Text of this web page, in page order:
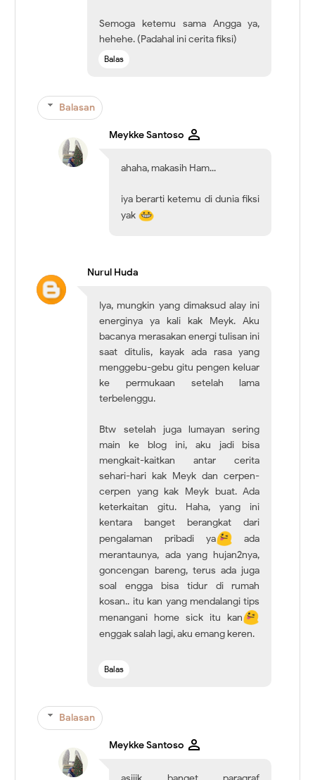
Semoga ketemu sama Angga ya,
hehehe. (Padahal ini cerita fiksi)
Balas
Balasan
Meykke Santoso
ahaha, makasih Ham...
iya berarti ketemu di dunia fiksi
yak
Nurul Huda
Iya, mungkin yang dimaksud alay ini
energinya ya kali kak Meyk. Aku
bacanya merasakan energi tulisan ini
saat ditulis, kayak ada rasa yang
menggebu-gebu gitu pengen keluar
ke permukaan setelah lama
terbelenggu.
Btw setelah juga lumayan sering
main ke blog ini, aku jadi bisa
mengkait-kaitkan antar cerita
sehari-hari kak Meyk dan cerpen-
cerpen yang kak Meyk buat. Ada
keterkaitan gitu. Haha, yang ini
kentara banget berangkat dari
pengalaman pribadi ya
ada
merantaunya, ada yang hujan2nya,
goncengan bareng, terus ada juga
soal engga bisa tidur di rumah
kosan.. itu kan yang mendalangi tips
menangani home sick itu kan
enggak salah lagi, aku emang keren.
Balas
Balasan
Meykke Santoso